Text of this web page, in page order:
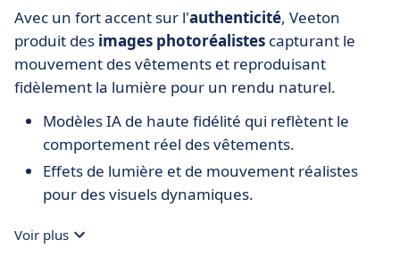
Avec un fort accent sur l'authenticité, Veeton
produit des images photoréalistes capturant le
mouvement des vêtements et reproduisant
fidèlement la lumière pour un rendu naturel.
Modèles IA de haute fidélité qui reflètent le
comportement réel des vêtements.
Effets de lumière et de mouvement réalistes
pour des visuels dynamiques.
Voir plus